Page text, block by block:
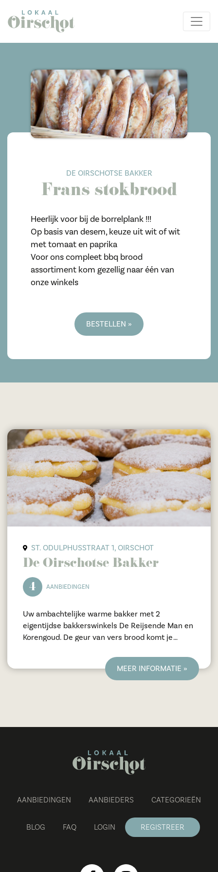
DE OIRSCHOTSE BAKKER
Frans stokbrood
Heerlijk voor bij de borrelplank !!!
Op basis van desem, keuze uit wit of wit
met tomaat en paprika
Voor ons compleet bbq brood
assortiment kom gezellig naar één van
onze winkels
BESTELLEN »
ST. ODULPHUSSTRAAT 1, OIRSCHOT
De Oirschotse Bakker
4 AANBIEDINGEN
Uw ambachtelijke warme bakker met 2
eigentijdse bakkerswinkels De Reijsende Man en
Korengoud. De geur van vers brood komt je
nachtelijke uren met veel liefde en passie aan
MEER INFORMATIE »
AANBIEDINGEN AANBIEDERS CATEGORIEËN
BLOG FAQ LOGIN REGISTREER